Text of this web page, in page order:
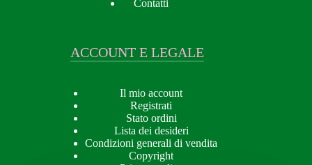
Contatti
ACCOUNT E LEGALE
Il mio account
Registrati
Stato ordini
Lista dei desideri
Condizioni generali di vendita
Copyright